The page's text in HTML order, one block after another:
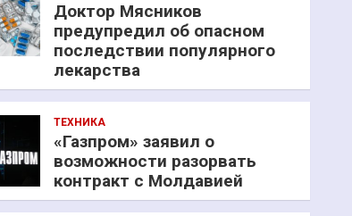
Доктор Мясников
предупредил об опасном
последствии популярного
лекарства
ТЕХНИКА
«Газпром» заявил о
возможности разорвать
контракт с Молдавией